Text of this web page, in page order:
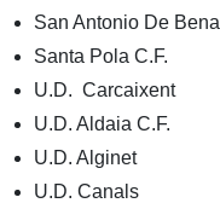
San Antonio De
Santa Pola C.F.
U.D. Carcaixent
U.D. Aldaia C.F.
U.D. Alginet
U.D. Canals